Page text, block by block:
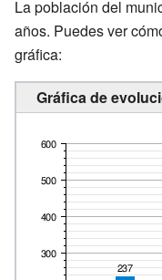
La población del
años. Puedes ver
gráfica:
Gráfica de